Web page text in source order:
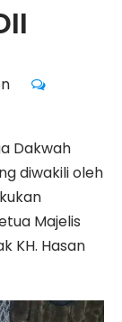
Dakwah
diwakili oleh
Majelis
KH. Hasan